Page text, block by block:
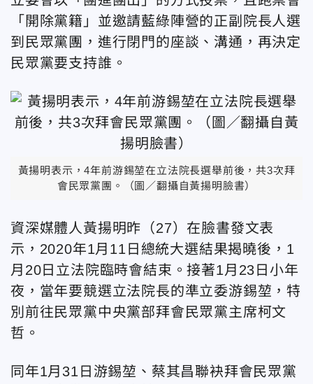
「開除黨籍」並邀請藍綠陣營的正副院長人選
到民眾黨團，進行閉門的座談、溝通，再決定
民眾黨要支持誰。
黃揚明表示，4年前游錫堃在立法院長選舉前後，共3次拜
會民眾黨團。（圖／翻攝自黃揚明臉書）
資深媒體人黃揚明昨（27）在臉書發文表
示，2020年1月11日總統大選結果揭曉後，1
月20日立法院臨時會結束。接著1月23日小年
夜，當年要競選立法院長的準立委游錫堃，特
別前往民眾黨中央黨部拜會民眾黨主席柯文
哲。
同年1月31日游錫堃、蔡其昌聯袂拜會民眾黨